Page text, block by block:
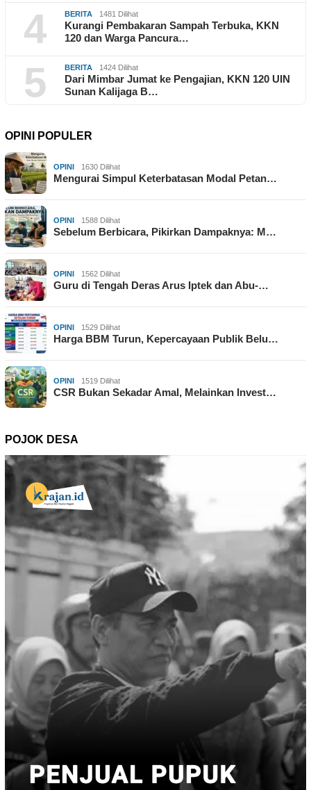
4 BERITA 1481 Dilihat
Kurangi Pembakaran Sampah Terbuka, KKN
120 dan Warga Pancura…
5 BERITA 1424 Dilihat
Dari Mimbar Jumat ke Pengajian, KKN 120 UIN
Sunan Kalijaga B…
OPINI POPULER
OPINI 1630 Dilihat
Mengurai Simpul Keterbatasan Modal Petan…
OPINI 1588 Dilihat
Sebelum Berbicara, Pikirkan Dampaknya: M…
OPINI 1562 Dilihat
Guru di Tengah Deras Arus Iptek dan Abu-…
OPINI 1529 Dilihat
Harga BBM Turun, Kepercayaan Publik Belu…
OPINI 1519 Dilihat
CSR Bukan Sekadar Amal, Melainkan Invest…
POJOK DESA